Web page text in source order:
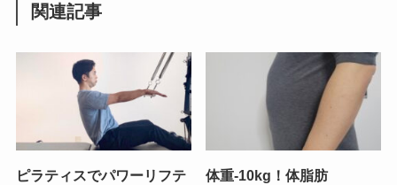
関連記事
ピラティスでパワーリフテ
体重-10kg！体脂肪